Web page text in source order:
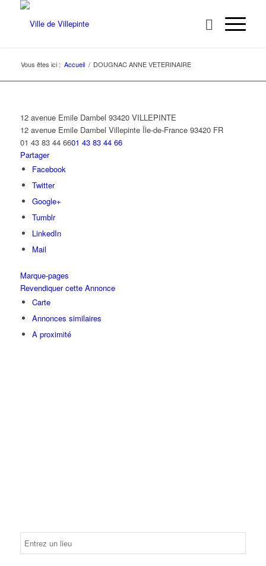
Vous êtes ici : Accueil / DOUGNAC ANNE VETERINAIRE
12 avenue Emile Dambel 93420 VILLEPINTE
12 avenue Emile Dambel Villepinte Île-de-France 93420 FR
01 43 83 44 6601 43 83 44 66
Partager
Facebook
Twitter
Google+
Tumblr
LinkedIn
Mail
Marque-pages
Revendiquer cette Annonce
Carte
Annonces similaires
A proximité